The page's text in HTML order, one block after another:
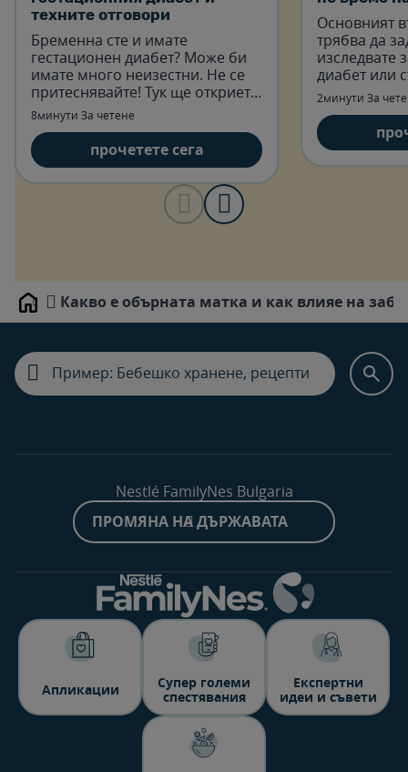
техните отговори
Бременна сте и имате
гестационен диабет? Може би
имате много неизестни. Не се
притеснявайте! Тук ще откриете
отговори на всички въпроси,
свързани с гестационния
диабет.
8минути За четене
прочетете сега
Основният
трябва да
изследвате
диабет или
2минути За
Home Какво е обърната матка и как влияе на
Nestlé FamilyNes Bulgaria
ПРОМЯНА НА ДЪРЖАВАТА
Aпликации
Супер големи
спестявания
Експертни
идеи и съвети